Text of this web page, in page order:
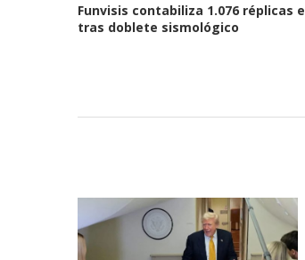
Funvisis contabiliza 1.076 réplicas
tras doblete sismológico